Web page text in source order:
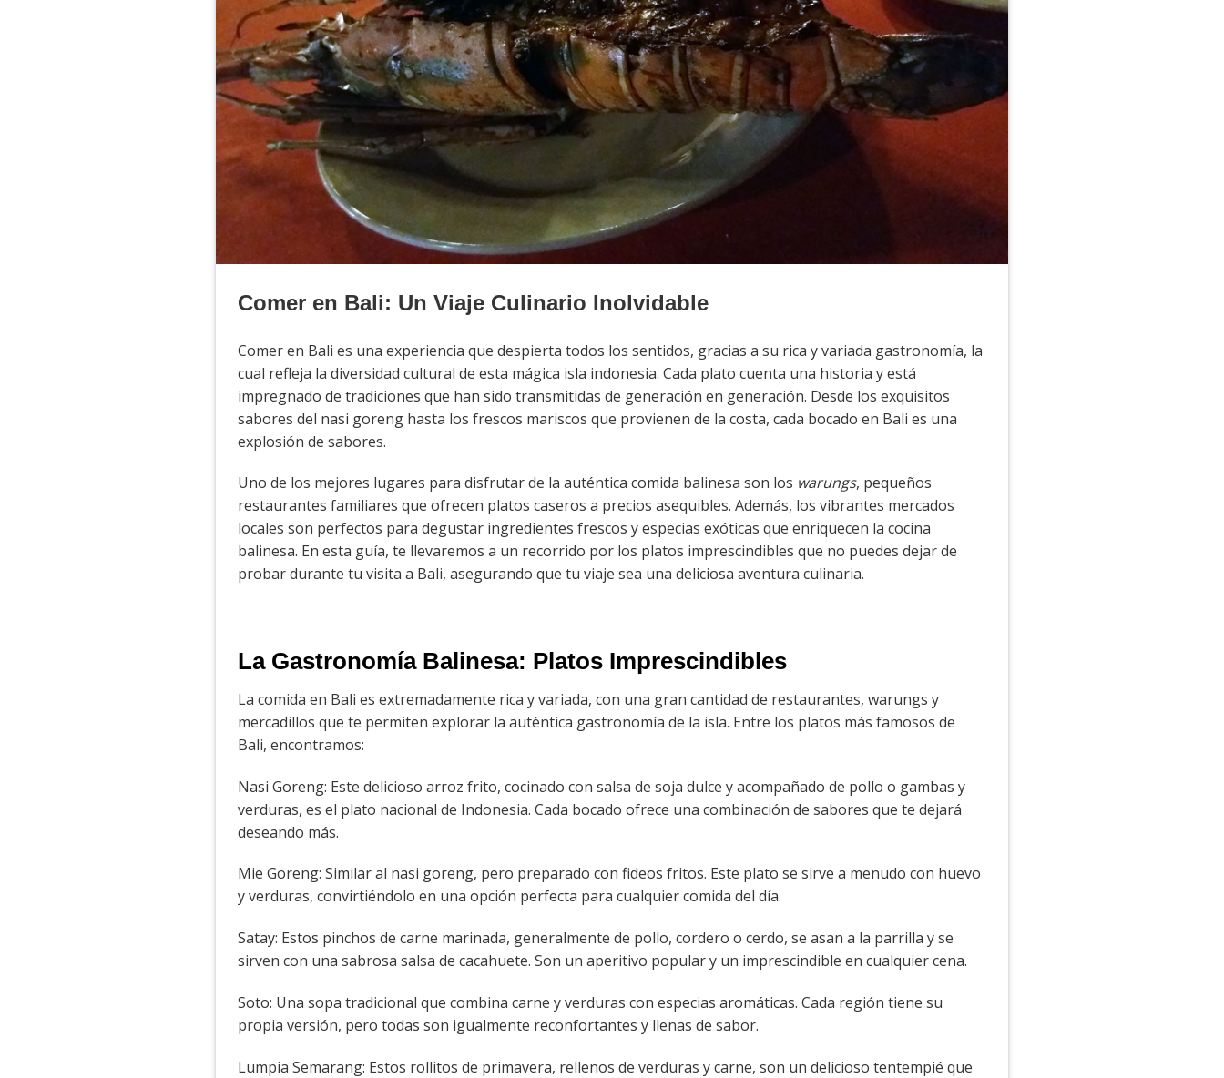
Comer en Bali: Un Viaje Culinario Inolvidable
Comer en Bali es una experiencia que despierta todos los sentidos, gracias a su rica y variada gastronomía, la
cual refleja la diversidad cultural de esta mágica isla indonesia. Cada plato cuenta una historia y está
impregnado de tradiciones que han sido transmitidas de generación en generación. Desde los exquisitos
sabores del nasi goreng hasta los frescos mariscos que provienen de la costa, cada bocado en Bali es una
explosión de sabores.
Uno de los mejores lugares para disfrutar de la auténtica comida balinesa son los warungs, pequeños
restaurantes familiares que ofrecen platos caseros a precios asequibles. Además, los vibrantes mercados
locales son perfectos para degustar ingredientes frescos y especias exóticas que enriquecen la cocina
balinesa. En esta guía, te llevaremos a un recorrido por los platos imprescindibles que no puedes dejar de
probar durante tu visita a Bali, asegurando que tu viaje sea una deliciosa aventura culinaria.
La Gastronomía Balinesa: Platos Imprescindibles
La comida en Bali es extremadamente rica y variada, con una gran cantidad de restaurantes, warungs y
mercadillos que te permiten explorar la auténtica gastronomía de la isla. Entre los platos más famosos de
Bali, encontramos:
Nasi Goreng: Este delicioso arroz frito, cocinado con salsa de soja dulce y acompañado de pollo o gambas y
verduras, es el plato nacional de Indonesia. Cada bocado ofrece una combinación de sabores que te dejará
deseando más.
Mie Goreng: Similar al nasi goreng, pero preparado con fideos fritos. Este plato se sirve a menudo con huevo
y verduras, convirtiéndolo en una opción perfecta para cualquier comida del día.
Satay: Estos pinchos de carne marinada, generalmente de pollo, cordero o cerdo, se asan a la parrilla y se
sirven con una sabrosa salsa de cacahuete. Son un aperitivo popular y un imprescindible en cualquier cena.
Soto: Una sopa tradicional que combina carne y verduras con especias aromáticas. Cada región tiene su
propia versión, pero todas son igualmente reconfortantes y llenas de sabor.
Lumpia Semarang: Estos rollitos de primavera, rellenos de verduras y carne, son un delicioso tentempié que